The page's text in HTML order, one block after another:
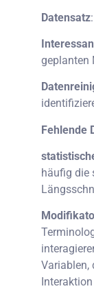
Datensatz
geplanten
Fehlende
häufig die
Variablen,